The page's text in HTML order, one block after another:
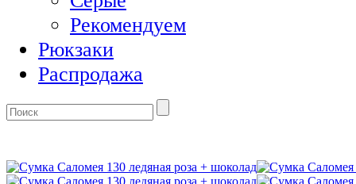
Рекомендуем
Рюкзаки
Распродажа